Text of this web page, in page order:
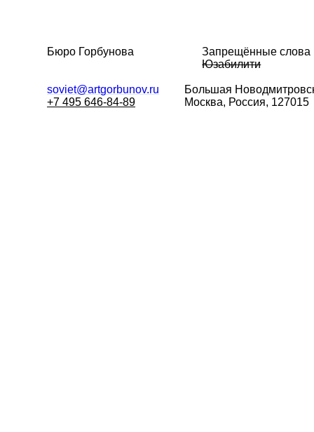
Бюро Горбунова
Запрещённые слова
Юзабилити
soviet@artgorbunov.ru
+7 495 646-84-89
Большая
Москва, Россия, 127015